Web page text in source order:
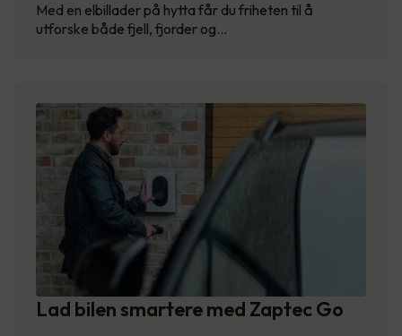
Med en elbillader på hytta får du friheten til å
utforske både fjell, fjorder og…
Lad bilen smartere med Zaptec Go